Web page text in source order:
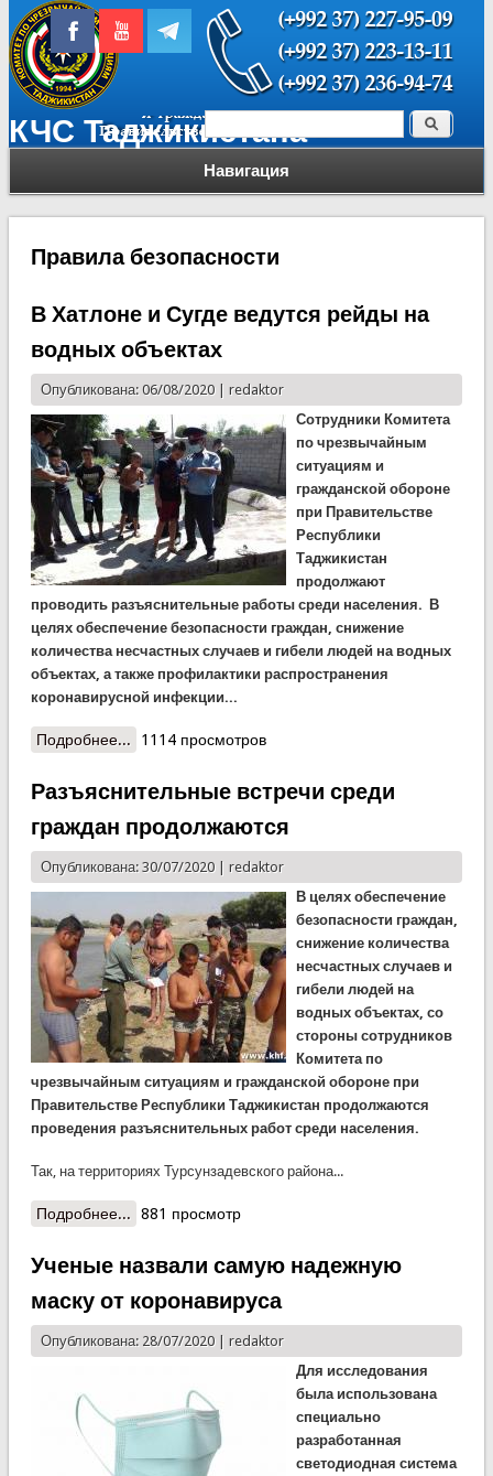
КЧС Таджикистана
Навигация
Форма поиска Поиск
Правила безопасности
В Хатлоне и Сугде ведутся рейды на
водных объектах
Опубликована: 06/08/2020 | redaktor
Сотрудники Комитета
по чрезвычайным
ситуациям и
гражданской обороне
при Правительстве
Республики
Таджикистан
продолжают
проводить разъяснительные работы среди населения. В
целях обеспечение безопасности граждан, снижение
количества несчастных случаев и гибели людей на водных
объектах, а также профилактики распространения
коронавирусной инфекции...
Подробнее... о В Хатлоне и Сугде ведутся рейды на водных
1114 просмотров
Разъяснительные встречи среди
граждан продолжаются
Опубликована: 30/07/2020 | redaktor
В целях обеспечение
безопасности граждан,
снижение количества
несчастных случаев и
гибели людей на
водных объектах, со
стороны сотрудников
Комитета по
чрезвычайным ситуациям и гражданской обороне при
Правительстве Республики Таджикистан продолжаются
проведения разъяснительных работ среди населения.
Так, на территориях Турсунзадевского района...
Подробнее... о Разъяснительные встречи среди граждан
881 просмотр
Ученые назвали самую надежную
маску от коронавируса
Опубликована: 28/07/2020 | redaktor
Для исследования
была использована
специально
разработанная
светодиодная система